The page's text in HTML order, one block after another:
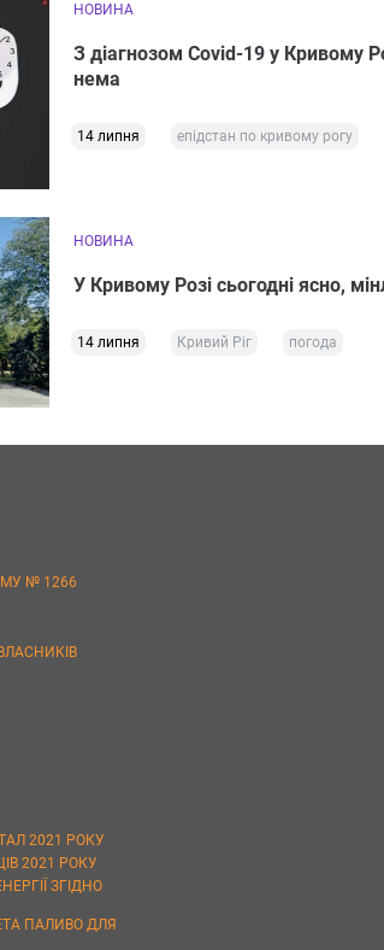
НОВИНА
З діагнозом Covid-19 у Кривому
нема
14 липня епідстан по кривому рогу
НОВИНА
У Кривому Розі сьогодні ясно,
14 липня Кривий Ріг погода
№ 1266
2021 РОКУ
2021 РОКУ
ЗГІДНО
ПАЛИВО ДЛЯ